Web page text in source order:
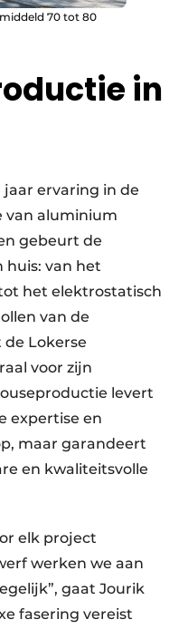
70 tot 80
in
ervaring in de
van aluminium
gebeurt de
huis: van het
het elektrostatisch
van de
Lokerse
voor zijn
levert
expertise en
maar garandeert
en kwaliteitsvolle
elk project
werken we aan
gaat Jourik
fasering vereist